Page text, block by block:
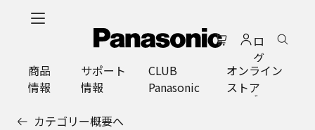
ロ
グ
イ
ン
商品
情報
サポート
情報
CLUB
Panasonic
オンライン
ストア
カテゴリー概要へ